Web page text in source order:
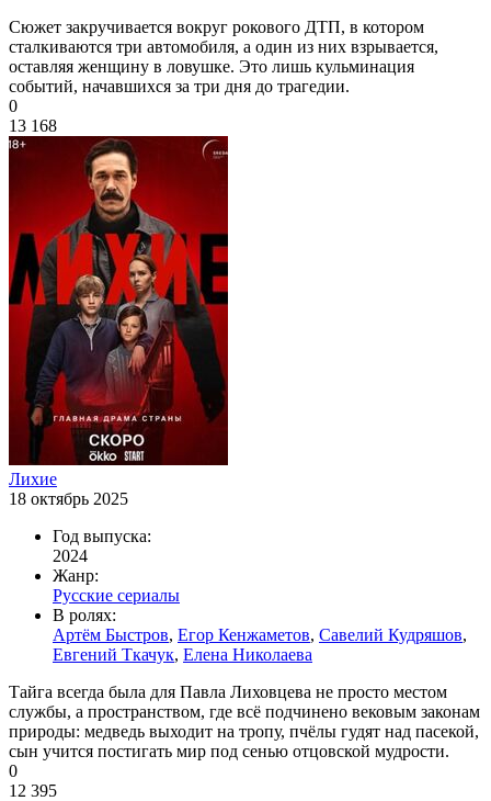
Сюжет закручивается вокруг рокового ДТП, в котором
сталкиваются три автомобиля, а один из них взрывается,
оставляя женщину в ловушке. Это лишь кульминация
событий, начавшихся за три дня до трагедии.
0
13 168
Лихие
18 октябрь 2025
Год выпуска:
2024
Жанр:
Русские сериалы
В ролях:
Артём Быстров, Егор Кенжаметов, Савелий Кудряшов,
Евгений Ткачук, Елена Николаева
Тайга всегда была для Павла Лиховцева не просто местом
службы, а пространством, где всё подчинено вековым законам
природы: медведь выходит на тропу, пчёлы гудят над пасекой,
сын учится постигать мир под сенью отцовской мудрости.
0
12 395